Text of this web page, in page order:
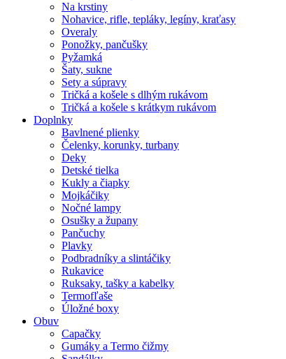
Na krstiny
Nohavice, rifle, tepláky, legíny, kraťasy
Overaly
Ponožky, pančušky
Pyžamká
Šaty, sukne
Sety a súpravy
Tričká a košele s dlhým rukávom
Tričká a košele s krátkym rukávom
Doplnky
Bavlnené plienky
Čelenky, korunky, turbany
Deky
Detské tielka
Kukly a čiapky
Mojkáčiky
Nočné lampy
Osušky a župany
Pančuchy
Plavky
Podbradníky a slintáčiky
Rukavice
Ruksaky, tašky a kabelky
Termofľaše
Úložné boxy
Obuv
Capačky
Gumáky a Termo čižmy